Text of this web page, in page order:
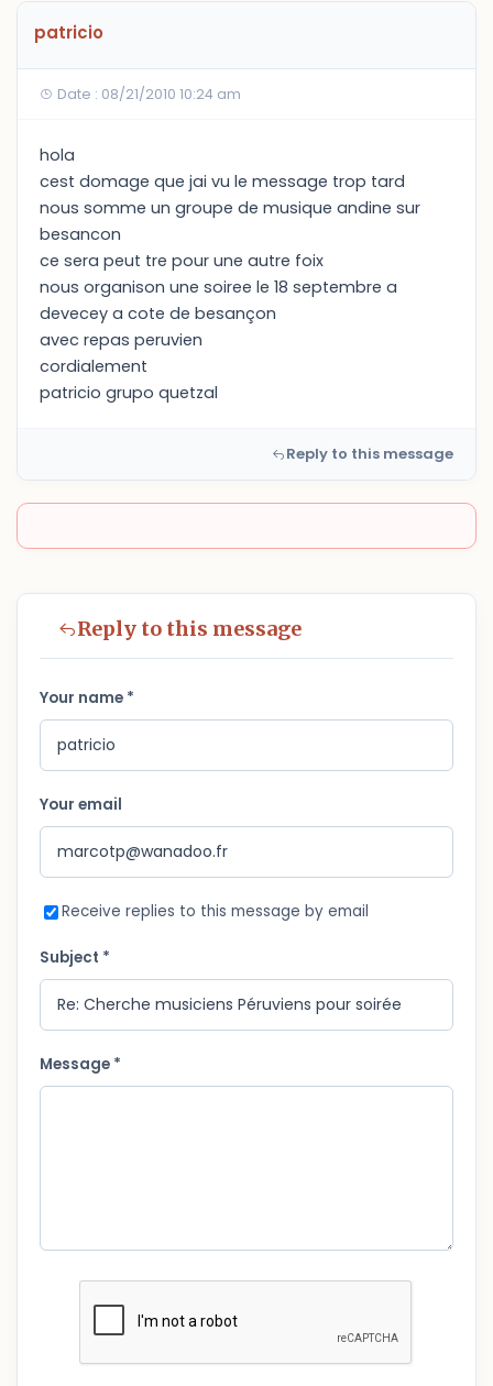
patricio
Date : 08/21/2010 10:24 am
hola
cest domage que jai vu le message trop tard
nous somme un groupe de musique andine sur
besancon
ce sera peut tre pour une autre foix
nous organison une soiree le 18 septembre a
devecey a cote de besançon
avec repas peruvien
cordialement
patricio grupo quetzal
Reply to this message
Reply to this message
Your name *
Your email
Receive replies to this message by email
Subject *
Message *